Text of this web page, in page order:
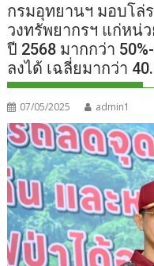
กรมอุทยานฯ มอบโล่
วงทรัพยากรฯ แก่หน่
ปี 2568 มากกว่า
ลงได้ เฉลี่ยมากว่า
07/05/2025 admin1